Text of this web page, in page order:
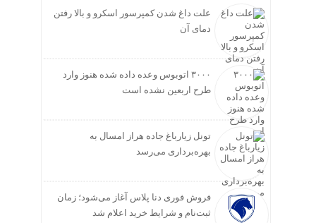
علت داغ شدن کمپرسور اسکرو و بالا رفتن
دمای آن
۳۰۰۰ اتوبوس وعده داده شده هنوز وارد
طرح اربعین نشده است
تونل زیارباغ جاده هراز امسال به
بهره‌برداری می‌رسد
فروش فوری دنا پلاس آغاز می‌شود؛ زمان
ثبت‌نام و شرایط خرید اعلام شد